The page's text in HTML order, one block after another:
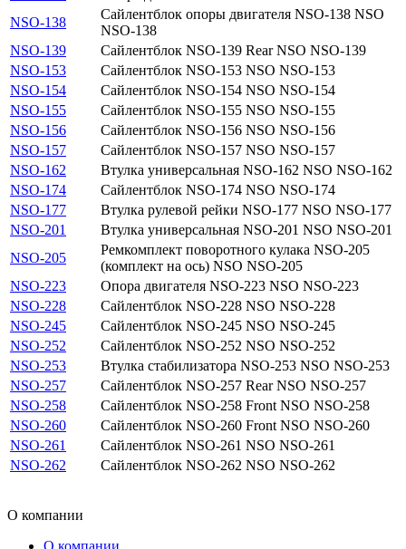
NSO-138
Сайлентблок опоры двигателя NSO-138 NSO
NSO-138
NSO-139
Сайлентблок NSO-139 Rear NSO NSO-139
NSO-153
Сайлентблок NSO-153 NSO NSO-153
NSO-154
Сайлентблок NSO-154 NSO NSO-154
NSO-155
Сайлентблок NSO-155 NSO NSO-155
NSO-156
Сайлентблок NSO-156 NSO NSO-156
NSO-157
Сайлентблок NSO-157 NSO NSO-157
NSO-162
Втулка универсальная NSO-162 NSO NSO-162
NSO-174
Сайлентблок NSO-174 NSO NSO-174
NSO-177
Втулка рулевой рейки NSO-177 NSO NSO-177
NSO-201
Втулка универсальная NSO-201 NSO NSO-201
NSO-205
Ремкомплект поворотного кулака NSO-205
(комплект на ось) NSO NSO-205
NSO-223
Опора двигателя NSO-223 NSO NSO-223
NSO-228
Сайлентблок NSO-228 NSO NSO-228
NSO-245
Сайлентблок NSO-245 NSO NSO-245
NSO-252
Сайлентблок NSO-252 NSO NSO-252
NSO-253
Втулка стабилизатора NSO-253 NSO NSO-253
NSO-257
Сайлентблок NSO-257 Rear NSO NSO-257
NSO-258
Сайлентблок NSO-258 Front NSO NSO-258
NSO-260
Сайлентблок NSO-260 Front NSO NSO-260
NSO-261
Сайлентблок NSO-261 NSO NSO-261
NSO-262
Сайлентблок NSO-262 NSO NSO-262
О компании
О компании